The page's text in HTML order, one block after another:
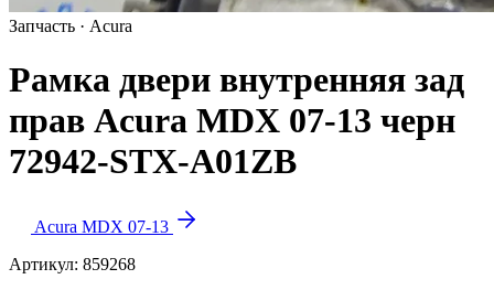
Запчасть · Acura
Рамка двери внутренняя зад
прав Acura MDX 07-13 черн
72942-STX-A01ZB
Acura MDX 07-13
Артикул: 859268